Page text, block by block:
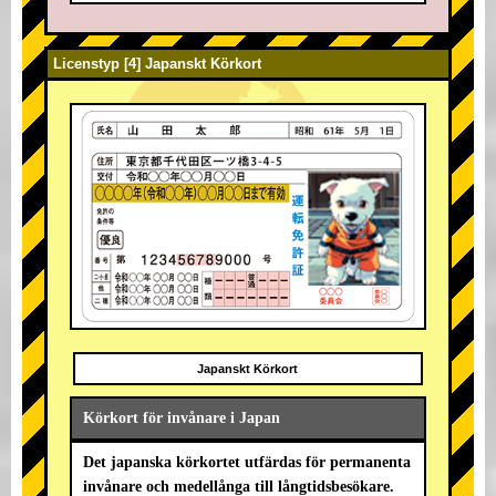
Licenstyp [4] Japanskt Körkort
Japanskt Körkort
Körkort för invånare i Japan
Det japanska körkortet utfärdas för permanenta
invånare och medellånga till långtidsbesökare.